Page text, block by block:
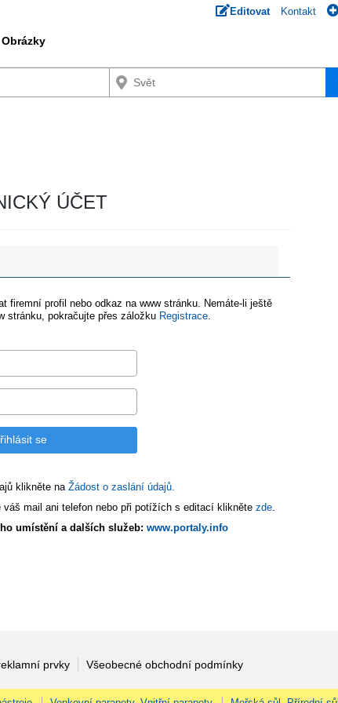
Editovat Kontakt
Obrázky
ÚČET
firemní profil nebo odkaz na www stránku. Nemáte-li ještě
stránku, pokračujte přes záložku Registrace
klikněte na Žádost o zaslání údajů.
mail ani telefon nebo při potížích s editací klikněte zde
umístění a dalších služeb: www.portaly.info
prvky Všeobecné obchodní podmínky